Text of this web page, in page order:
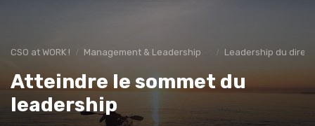
CSO at WORK ! Management & Leadership Commercial Leadership du
Atteindre le sommet du
leadership